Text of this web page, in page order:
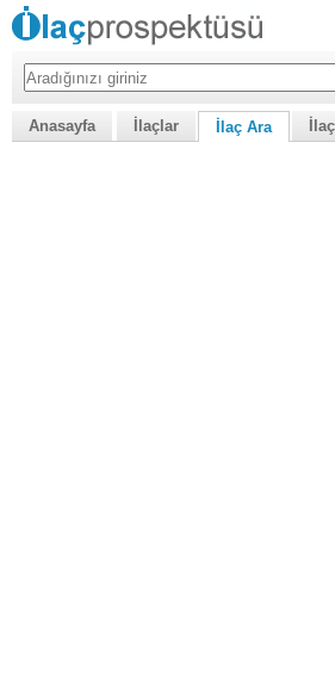
Anasayfa İlaçlar İlaç Ara